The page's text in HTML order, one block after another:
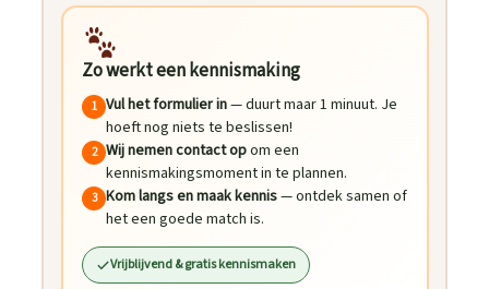
Zo werkt een kennismaking
1 Vul het formulier in— duurt maar 1 minuut. Je
hoeft nog niets te beslissen!
2 Wij nemen contact opom een
kennismakingsmoment in te plannen.
3 Kom langs en maak kennis— ontdek samen of
het een goede match is.
Vrijblijvend & gratis kennismaken